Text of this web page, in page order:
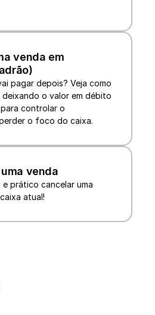
venda em
pagar depois? Veja como
o valor em débito
controlar o
o foco do caixa.
venda
e prático cancelar uma